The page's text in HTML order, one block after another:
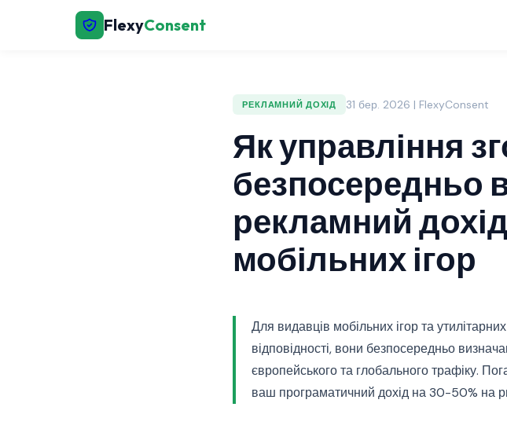
FlexyConsent
РЕКЛАМНИЙ ДОХІД 31 бер. 2026 | FlexyConsent
Як управління
безпосередньо
рекламний
мобільних ігор
Для видавців мобільних ігор та
відповідності, вони безпосередньо
європейського та глобального трафіку.
ваш програматичний дохід на 30-50% на